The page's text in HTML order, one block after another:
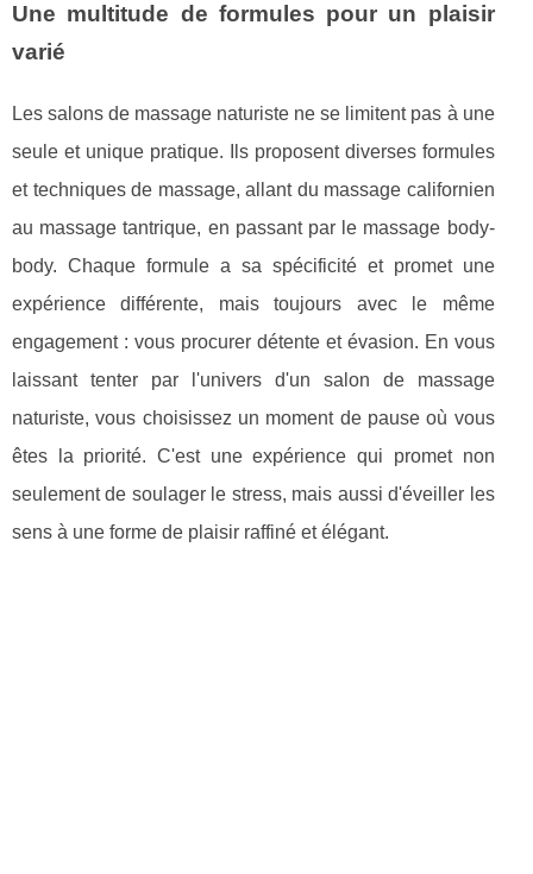
Une multitude de formules pour un plaisir
varié
Les salons de massage naturiste ne se limitent pas à une
seule et unique pratique. Ils proposent diverses formules
et techniques de massage, allant du massage californien
au massage tantrique, en passant par le massage body-
body. Chaque formule a sa spécificité et promet une
expérience différente, mais toujours avec le même
engagement : vous procurer détente et évasion. En vous
laissant tenter par l'univers d'un salon de massage
naturiste, vous choisissez un moment de pause où vous
êtes la priorité. C'est une expérience qui promet non
seulement de soulager le stress, mais aussi d'éveiller les
sens à une forme de plaisir raffiné et élégant.